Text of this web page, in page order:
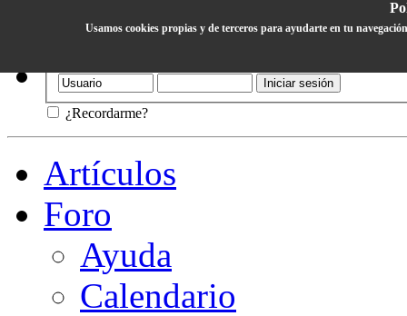
¿Recordarme?
Usamos cookies propias y de terceros para ayudarte en tu
Artículos
Foro
Ayuda
Calendario